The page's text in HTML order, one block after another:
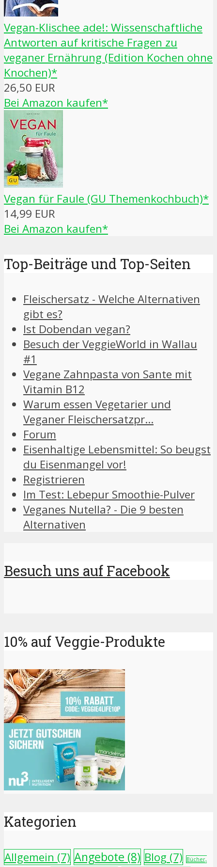
Vegan-Klischee ade!: Wissenschaftliche
Antworten auf kritische Fragen zu
veganer Ernährung (Edition Kochen ohne
Knochen)*
26,50 EUR
Bei Amazon kaufen*
Vegan für Faule (GU Themenkochbuch)*
14,99 EUR
Bei Amazon kaufen*
Top-Beiträge und Top-Seiten
Fleischersatz - Welche Alternativen
gibt es?
Ist Dobendan vegan?
Besuch der VeggieWorld in Wallau
#1
Vegane Zahnpasta von Sante mit
Vitamin B12
Warum essen Vegetarier und
Veganer Fleischersatzpr…
Forum
Eisenhaltige Lebensmittel: So beugst
du Eisenmangel vor!
Registrieren
Im Test: Lebepur Smoothie-Pulver
Veganes Nutella? - Die 9 besten
Alternativen
Besuch uns auf Facebook
10% auf Veggie-Produkte
Kategorien
Allgemein (7) Angebote (8) Blog (7) Bücher,